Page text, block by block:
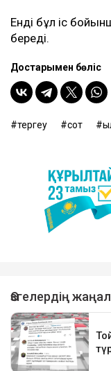
Енді бұл іс
береді.
Достарыңмен бөліс
тергеу сот